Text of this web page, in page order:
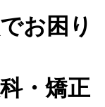
お困り
・矯正